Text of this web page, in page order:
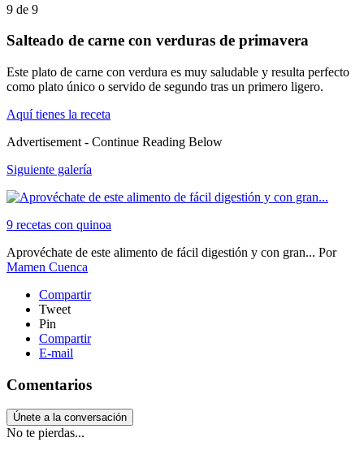
9 de 9
Salteado de carne con verduras de primavera
Este plato de carne con verdura es muy saludable y resulta perfecto
como plato único o servido de segundo tras un primero ligero.
Aquí tienes la receta
Advertisement - Continue Reading Below
Siguiente galería
9 recetas con quinoa
Aprovéchate de este alimento de fácil digestión y con gran... Por
Mamen Cuenca
Compartir
Tweet
Pin
Compartir
E-mail
Comentarios
Únete a la conversación
No te pierdas...